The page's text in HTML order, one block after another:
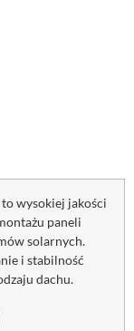
wysokiej jakości
paneli
solarnych.
i stabilność
dachu.